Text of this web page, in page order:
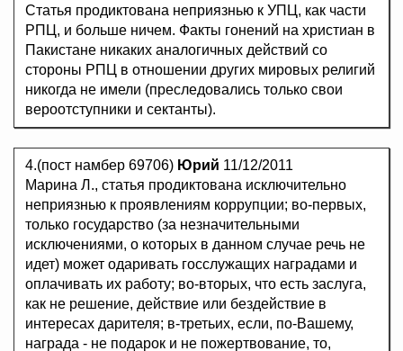
Статья продиктована неприязнью к УПЦ, как части
РПЦ, и больше ничем. Факты гонений на христиан в
Пакистане никаких аналогичных действий со
стороны РПЦ в отношении других мировых религий
никогда не имели (преследовались только свои
вероотступники и сектанты).
4.(пост намбер 69706) Юрий 11/12/2011
Марина Л., статья продиктована исключительно
неприязнью к проявлениям коррупции; во-первых,
только государство (за незначительными
исключениями, о которых в данном случае речь не
идет) может одаривать госслужащих наградами и
оплачивать их работу; во-вторых, что есть заслуга,
как не решение, действие или бездействие в
интересах дарителя; в-третьих, если, по-Вашему,
награда - не подарок и не пожертвование, то,